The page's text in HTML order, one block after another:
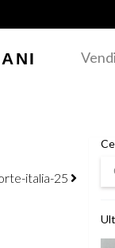
italia-25